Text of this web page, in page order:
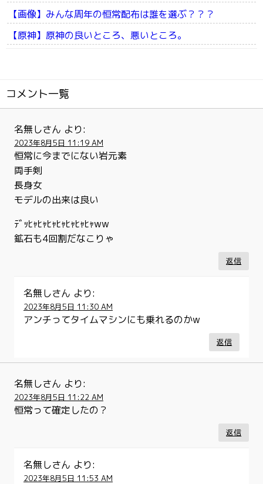
【画像】みんな周年の恒常配布は誰を選ぶ？？？
【原神】原神の良いところ、悪いところ。
コメント一覧
名無しさん より:
2023年8月5日 11:19 AM
恒常に今までにない岩元素
両手剣
長身女
モデルの出来は良い
ﾃﾞｯﾋｬﾋｬﾋｬﾋｬﾋｬﾋｬﾋｬww
鉱石も4回割だなこりゃ
返信
名無しさん より:
2023年8月5日 11:30 AM
アンチってタイムマシンにも乗れるのかw
返信
名無しさん より:
2023年8月5日 11:22 AM
恒常って確定したの？
返信
名無しさん より:
2023年8月5日 11:53 AM